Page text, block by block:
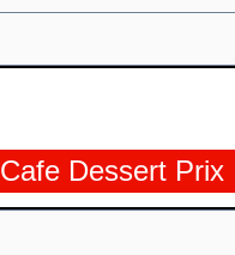
Cafe Dessert Prix